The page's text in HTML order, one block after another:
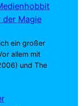
der Magie
ein großer
allem mit
und The